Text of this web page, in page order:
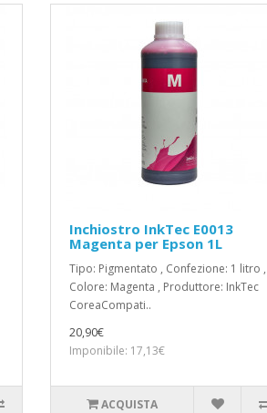
Inchiostro InkTec E0013
Magenta per Epson 1L
Tipo: Pigmentato , Confezione: 1 litro ,
Colore: Magenta , Produttore: InkTec
CoreaCompati..
20,90€
Imponibile: 17,13€
ACQUISTA